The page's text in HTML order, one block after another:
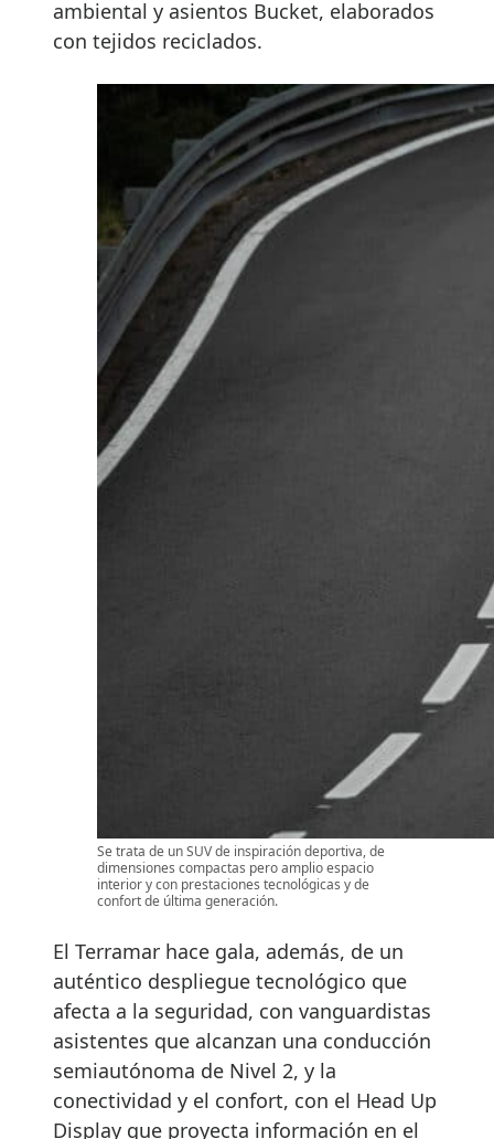
ambiental y asientos Bucket, elaborados
con tejidos reciclados.
Se trata de un SUV de inspiración deportiva, de
dimensiones compactas pero amplio espacio
interior y con prestaciones tecnológicas y de
confort de última generación.
El Terramar hace gala, además, de un
auténtico despliegue tecnológico que
afecta a la seguridad, con vanguardistas
asistentes que alcanzan una conducción
semiautónoma de Nivel 2, y la
conectividad y el confort, con el Head Up
Display que proyecta información en el